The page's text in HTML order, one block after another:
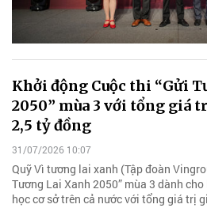
Khởi động Cuộc thi “Gửi
2050” mùa 3 với tổng giá
2,5 tỷ đồng
31/07/2026 10:07
Quỹ Vì tương lai xanh (Tập đoàn
Tương Lai Xanh 2050” mùa 3 dành
học cơ sở trên cả nước với tổng giá trị